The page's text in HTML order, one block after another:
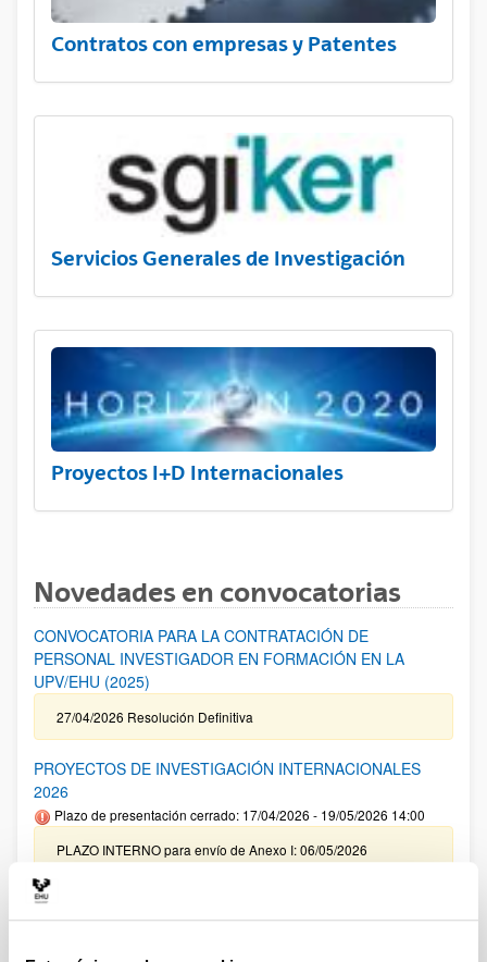
Contratos con empresas y Patentes
Servicios Generales de Investigación
Proyectos I+D Internacionales
Novedades en convocatorias
CONVOCATORIA PARA LA CONTRATACIÓN DE
PERSONAL INVESTIGADOR EN FORMACIÓN EN LA
UPV/EHU (2025)
27/04/2026 Resolución Definitiva
PROYECTOS DE INVESTIGACIÓN INTERNACIONALES
2026
Plazo de presentación cerrado: 17/04/2026 - 19/05/2026 14:00
PLAZO INTERNO para envío de Anexo I: 06/05/2026
(inclusive) / PLAZO INTERNO para solicitar Autorización
14/05/2026